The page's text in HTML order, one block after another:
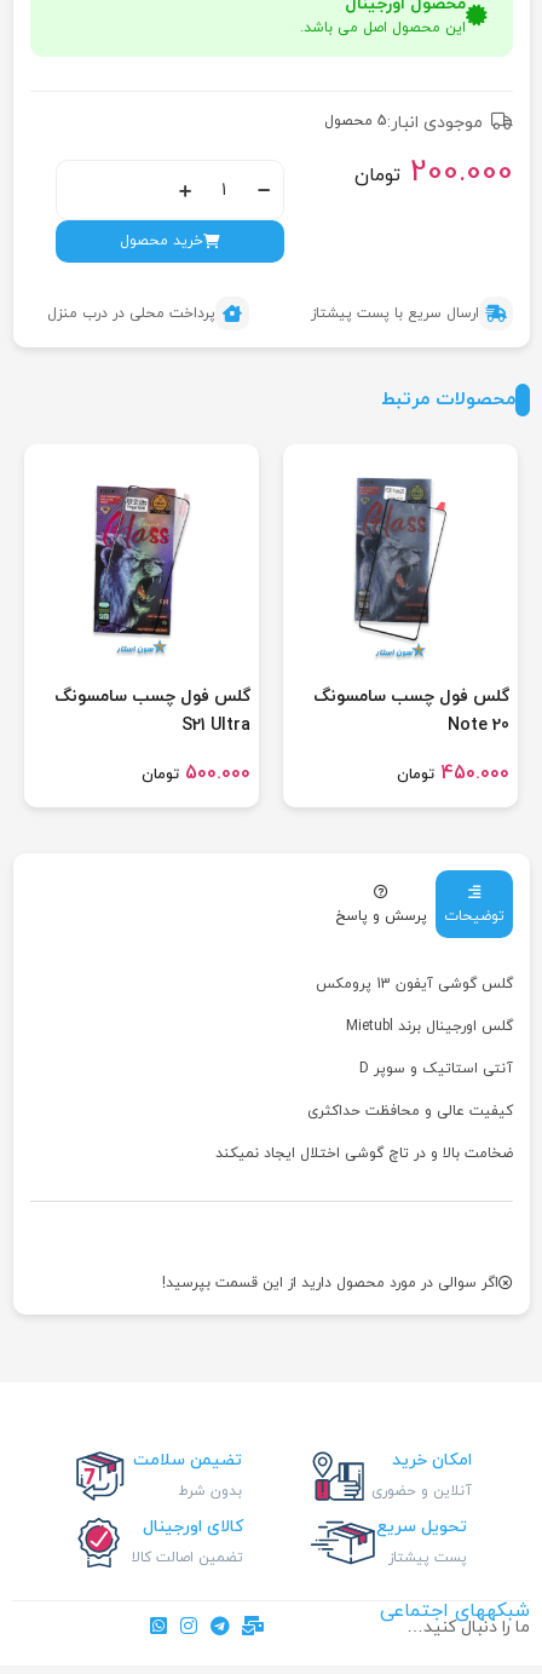
این محصول اصل می باشد.
موجودی انبار:5 محصول
تومان200.000
خرید محصول
ارسال سریع با پست پیشتاز پرداخت محلی در درب منزل
محصولات مرتبط
گلس فول چسب سامسونگ
Note 20
تومان450.000
گلس فول چسب سامسونگ
S21 Ultra
تومان500.000
توضیحات پرسش و پاسخ
گلس گوشی آیفون 13 پرومکس
گلس اورجینال برند Mietubl
آنتی استاتیک و سوپر D
کیفیت عالی و محافظت حداکثری
ضخامت بالا و در تاچ گوشی اختلال ایجاد نمیکند
اگر سوالی در مورد محصول دارید از این قسمت بپرسید!
امکان خرید
آنلاین و حضوری
تضیمن سلامت
بدون شرط
تحویل سریع
پست پیشتاز
کالای اورجینال
تضمین اصالت کالا
شبکههای اجتماعی
ما را دنبال کنید…